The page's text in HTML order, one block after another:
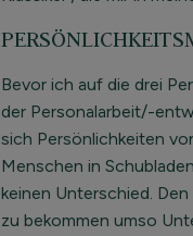
Bevor ich auf die drei
der Personalarbeit/-
sich Persönlichkeiten
Menschen in
keinen Unterschied.
zu bekommen umso